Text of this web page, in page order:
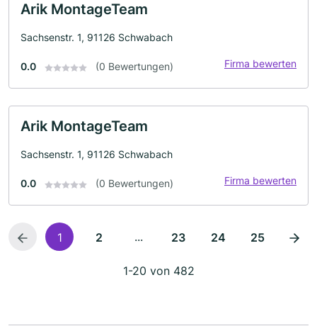
Arik MontageTeam
Sachsenstr. 1, 91126 Schwabach
0.0 (0 Bewertungen) Firma bewerten
Arik MontageTeam
Sachsenstr. 1, 91126 Schwabach
0.0 (0 Bewertungen) Firma bewerten
1 2 ... 23 24 25
1-20 von 482